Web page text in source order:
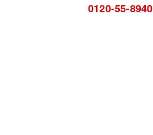
0120-55-8940